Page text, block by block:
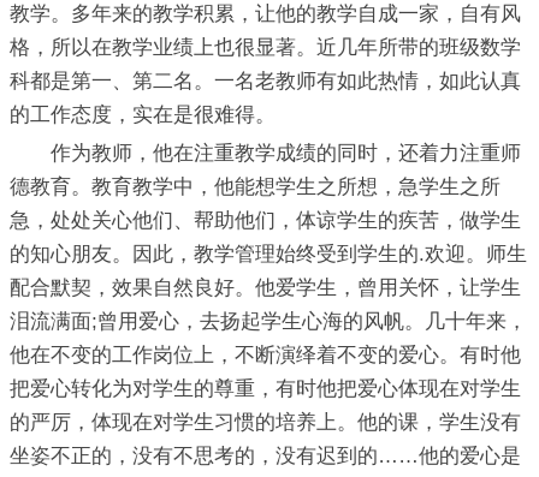
教学。多年来的教学积累，让他的教学自成一家，自有风
格，所以在教学业绩上也很显著。近几年所带的班级数学
科都是第一、第二名。一名老教师有如此热情，如此认真
的工作态度，实在是很难得。
作为教师，他在注重教学成绩的同时，还着力注重师
德教育。教育教学中，他能想学生之所想，急学生之所
急，处处关心他们、帮助他们，体谅学生的疾苦，做学生
的知心朋友。因此，教学管理始终受到学生的.欢迎。师生
配合默契，效果自然良好。他爱学生，曾用关怀，让学生
泪流满面;曾用爱心，去扬起学生心海的风帆。几十年来，
他在不变的工作岗位上，不断演绎着不变的爱心。有时他
把爱心转化为对学生的尊重，有时他把爱心体现在对学生
的严厉，体现在对学生习惯的培养上。他的课，学生没有
坐姿不正的，没有不思考的，没有迟到的……他的爱心是